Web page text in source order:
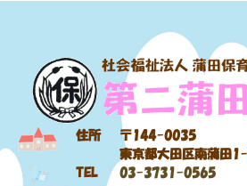
住所
〒144-0035
東京都大田区南蒲田
TEL
03-3731-0565